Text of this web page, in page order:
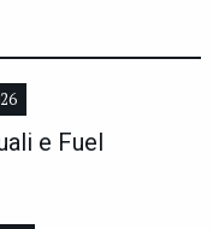
e Fuel